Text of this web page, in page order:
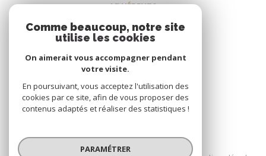
ADHÉRENTS
Nous adhérons
© 2026 | Tous droits réservés
Comme beaucoup, notre site
utilise les cookies
On aimerait vous accompagner pendant
votre visite.
En poursuivant, vous acceptez l'utilisation des
cookies par ce site, afin de vous proposer des
contenus adaptés et réaliser des statistiques !
PARAMÉTRER